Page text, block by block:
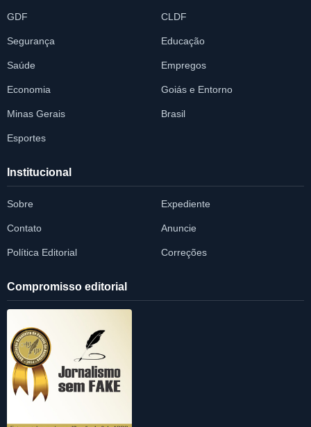
GDF CLDF
Segurança Educação
Saúde Empregos
Economia Goiás e Entorno
Minas Gerais Brasil
Esportes
Institucional
Sobre Expediente
Contato Anuncie
Política Editorial Correções
Compromisso editorial